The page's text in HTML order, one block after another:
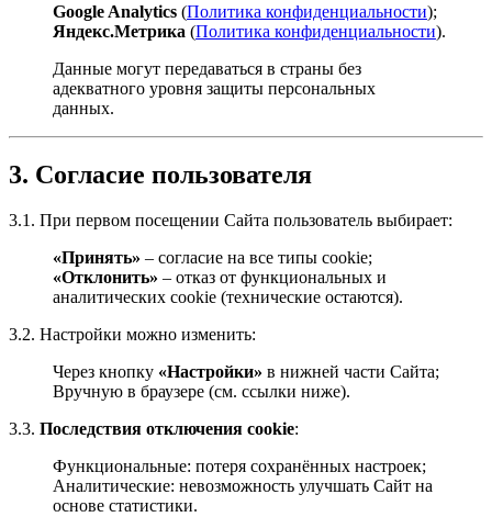
Google Analytics (Политика конфиденциальности);
Яндекс.Метрика (Политика конфиденциальности).
Данные могут передаваться в страны без
адекватного уровня защиты персональных
данных.
3. Согласие пользователя
3.1. При первом посещении Сайта пользователь выбирает:
«Принять» – согласие на все типы cookie;
«Отклонить» – отказ от функциональных и
аналитических cookie (технические остаются).
3.2. Настройки можно изменить:
Через кнопку «Настройки» в нижней части Сайта;
Вручную в браузере (см. ссылки ниже).
3.3. Последствия отключения cookie:
Функциональные: потеря сохранённых настроек;
Аналитические: невозможность улучшать Сайт на
основе статистики.